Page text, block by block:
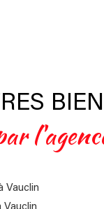
Vauclin
Vauclin